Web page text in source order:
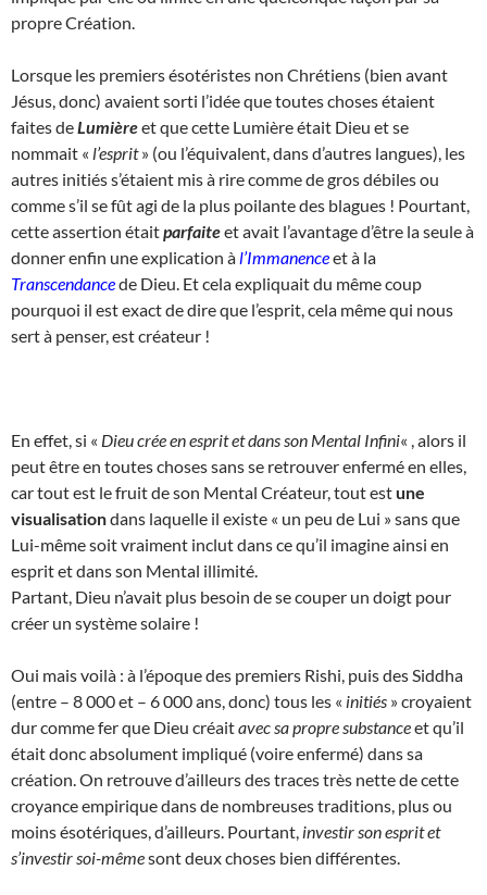
propre Création.
Lorsque les premiers ésotéristes non Chrétiens (bien avant
Jésus, donc) avaient sorti l’idée que toutes choses étaient
faites deLumièreet que cette Lumière était Dieu et se
nommait « l’esprit» (ou l’équivalent, dans d’autres langues), les
autres initiés s’étaient mis à rire comme de gros débiles ou
comme s’il se fût agi de la plus poilante des blagues ! Pourtant,
cette assertion étaitparfaiteet avait l’avantage d’être la seule à
donner enfin une explication à l’Immanenceet à la
Transcendancede Dieu. Et cela expliquait du même coup
pourquoi il est exact de dire que l’esprit, cela même qui nous
sert à penser, est créateur !
En effet, si « Dieu créeen esprit et dans son Mental Infini« , alors il
peut être en toutes choses sans se retrouver enfermé en elles,
car tout est le fruit de son Mental Créateur, tout estune
visualisationdans laquelle il existe « un peu de Lui » sans que
Lui-même soit vraiment inclut dans ce qu’il imagine ainsi en
esprit et dans son Mental illimité.
Partant, Dieu n’avait plus besoin de se couper un doigt pour
créer un système solaire !
Oui mais voilà : à l’époque des premiers Rishi, puis des Siddha
(entre – 8 000 et – 6 000 ans, donc) tous les « initiés » croyaient
dur comme fer que Dieu créaitavec sa propre substanceet qu’il
était donc absolument impliqué (voire enfermé) dans sa
création. On retrouve d’ailleurs des traces très nette de cette
croyance empirique dans de nombreuses traditions, plus ou
moins ésotériques, d’ailleurs. Pourtant, investir son esprit et
s’investir soi-mêmesont deux choses bien différentes.